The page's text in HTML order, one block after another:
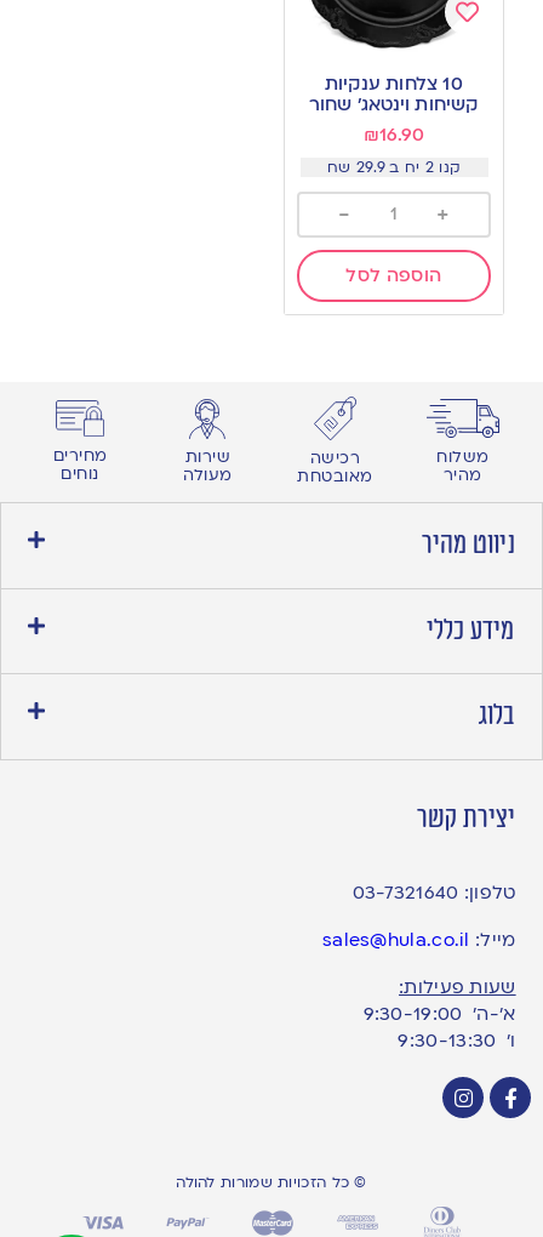
to
wishlist
10 צלחות ענקיות
קשיחות וינטאג׳ שחור
₪16.90
קנו 2 יח ב 29.9 שח
+
-
הוספה לסל
משלוח
מהיר
רכישה
מאובטחת
שירות
מעולה
מחירים
נוחים
ניווט מהיר
מידע כללי
בלוג
יצירת קשר
טלפון: 03-7321640
מייל: sales@hula.co.il
שעות פעילות:
א’-ה’ 9:30-19:00
ו׳ 9:30-13:30
© כל הזכויות שמורות להולה